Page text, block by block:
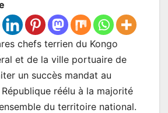
chefs terrien du Kongo
et de la ville portuaire de
un succès mandat au
réélu à la majorité
du territoire national.